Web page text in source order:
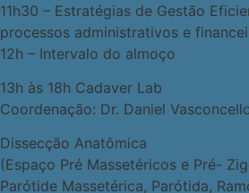
11h30 – Estratégias de Gestão
processos administrativos e
12h – Intervalo do almoço
13h às 18h Cadaver Lab
Coordenação: Dr. Daniel
Dissecção Anatômica
(Espaço Pré Massetéricos e Pré-
Parótide Massetérica, Parótida,